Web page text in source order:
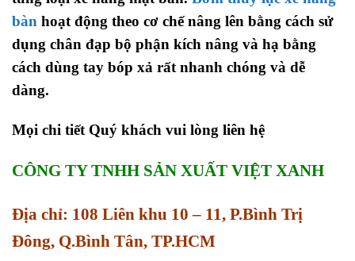
bàn hoạt động theo cơ chế nâng lên bằng cách sử
dụng chân đạp bộ phận kích nâng và hạ bằng
cách dùng tay bóp xả rất nhanh chóng và dễ
dàng.
Mọi chi tiết Quý khách vui lòng liên hệ
CÔNG TY TNHH SẢN XUẤT VIỆT XANH
Địa chỉ: 108 Liên khu 10 – 11, P.Bình Trị
Đông, Q.Bình Tân, TP.HCM